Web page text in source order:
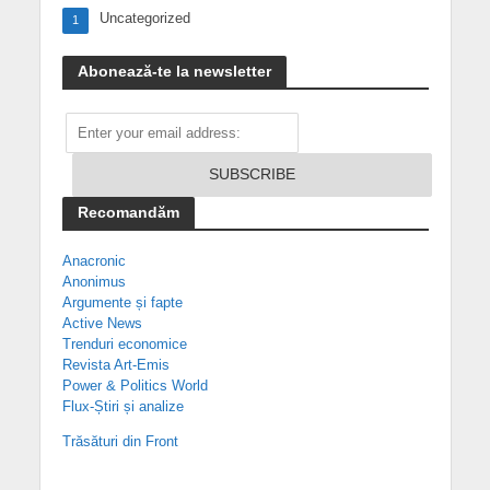
Uncategorized
1
Abonează-te la newsletter
Recomandăm
Anacronic
Anonimus
Argumente și fapte
Active News
Trenduri economice
Revista Art-Emis
Power & Politics World
Flux-Știri și analize
Trăsături din Front